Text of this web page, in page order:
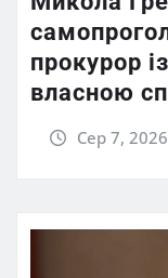
прокурор
власною
Сер 7, 2026